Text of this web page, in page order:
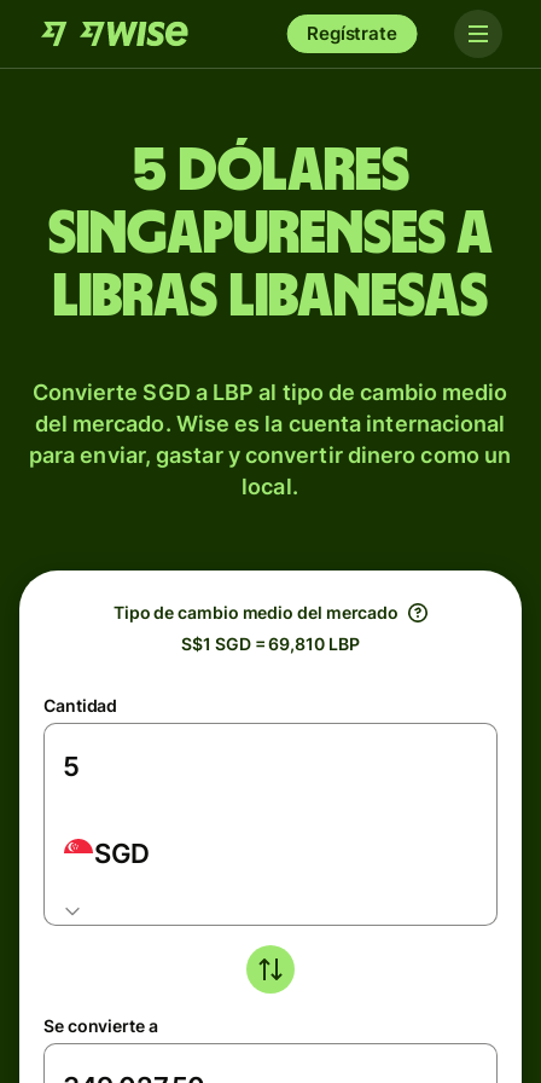
Regístrate
5 dólares
singapurenses a
libras libanesas
Convierte SGD a LBP al tipo de cambio medio
del mercado. Wise es la cuenta internacional
para enviar, gastar y convertir dinero como un
local.
Tipo de cambio medio del mercado
S$1 SGD = 69,810 LBP
Cantidad
SGD
Se convierte a